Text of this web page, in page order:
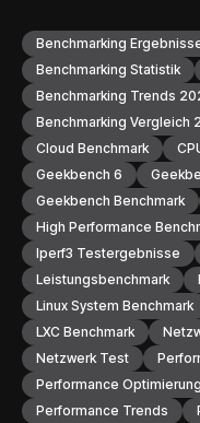
Benchmarking
Benchmarking Statistik
Benchmarking Trends
Benchmarking Vergleich
Cloud Benchmark
Geekbench 6
Geekbench Benchmark
High Performance
Iperf3 Testergebnisse
Leistungsbenchmark
Linux System Benchmark
LXC Benchmark
Netzwerk Test
Performance Optimierung
Performance Trends